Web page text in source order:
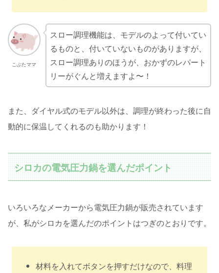
こぶたママ
スロー調理機能は、モデルのよって付いてい
るものと、付いていないものがありますが、
スロー調理ありのほうが、おかずのレパート
リーがぐんと増えますよ〜！
また、ダイヤル式のモデル以外は、調理が終わった後に自
動的に保温してくれるのも助かります！
シロカの電気圧力鍋を選んだポイント
いろいろなメーカーから電気圧力鍋が販売されています
が、私がシロカを選んだのポイントはつぎのとおりです。
材料を入れてボタンを押すだけなので、料理